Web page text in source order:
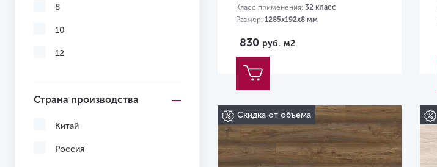
8
10
12
Страна производства
Китай
Россия
Класс применения: 32 класс
Размер: 1285х192х8 мм
830 руб. м2
Скидка от объема